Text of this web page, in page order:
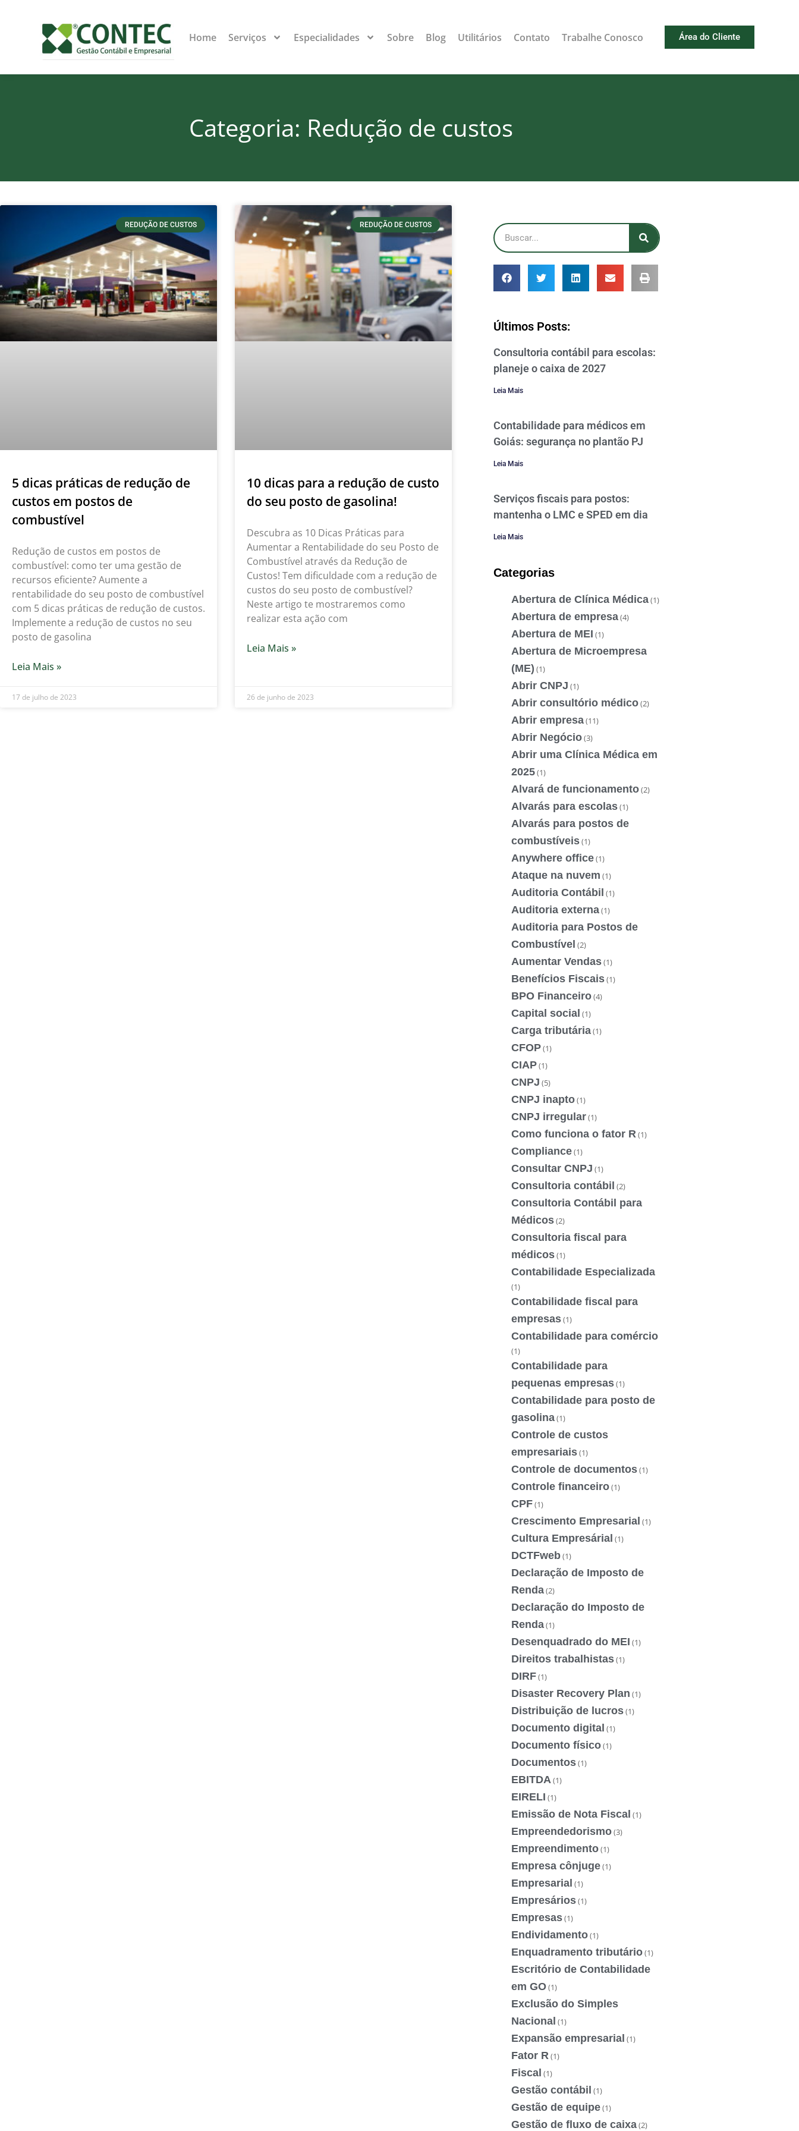
Home Serviços Especialidades Sobre Blog Utilitários Contato Trabalhe Conosco Área do Cliente
Categoria: Redução de custos
REDUÇÃO DE CUSTOS
5 dicas práticas de redução de
custos em postos de
combustível
Redução de custos em postos de
combustível: como ter uma gestão de
recursos eficiente? Aumente a
rentabilidade do seu posto de combustível
com 5 dicas práticas de redução de custos.
Implemente a redução de custos no seu
posto de gasolina
Leia Mais »
17 de julho de 2023
REDUÇÃO DE CUSTOS
10 dicas para a redução de custo
do seu posto de gasolina!
Descubra as 10 Dicas Práticas para
Aumentar a Rentabilidade do seu Posto de
Combustível através da Redução de
Custos! Tem dificuldade com a redução de
custos do seu posto de combustível?
Neste artigo te mostraremos como
realizar esta ação com
Leia Mais »
26 de junho de 2023
Últimos Posts:
Consultoria contábil para escolas:
planeje o caixa de 2027
Leia Mais
Contabilidade para médicos em
Goiás: segurança no plantão PJ
Leia Mais
Serviços fiscais para postos:
mantenha o LMC e SPED em dia
Leia Mais
Categorias
Abertura de Clínica Médica(1)
Abertura de empresa(4)
Abertura de MEI (1)
Abertura de Microempresa
(ME) (1)
Abrir CNPJ (1)
Abrir consultório médico(2)
Abrir empresa(11)
Abrir Negócio(3)
Abrir uma Clínica Médica em
2025(1)
Alvará de funcionamento(2)
Alvarás para escolas(1)
Alvarás para postos de
combustíveis(1)
Anywhere office(1)
Ataque na nuvem (1)
Auditoria Contábil (1)
Auditoria externa(1)
Auditoria para Postos de
Combustível (2)
Aumentar Vendas(1)
Benefícios Fiscais(1)
BPO Financeiro(4)
Capital social (1)
Carga tributária(1)
CFOP(1)
CIAP(1)
CNPJ (5)
CNPJ inapto(1)
CNPJ irregular(1)
Como funciona o fator R(1)
Compliance(1)
Consultar CNPJ (1)
Consultoria contábil (2)
Consultoria Contábil para
Médicos(2)
Consultoria fiscal para
médicos(1)
Contabilidade Especializada
(1)
Contabilidade fiscal para
empresas(1)
Contabilidade para comércio
(1)
Contabilidade para
pequenas empresas(1)
Contabilidade para posto de
gasolina(1)
Controle de custos
empresariais(1)
Controle de documentos(1)
Controle financeiro(1)
CPF(1)
Crescimento Empresarial (1)
Cultura Empresárial (1)
DCTFweb(1)
Declaração de Imposto de
Renda(2)
Declaração do Imposto de
Renda(1)
Desenquadrado do MEI (1)
Direitos trabalhistas(1)
DIRF(1)
Disaster Recovery Plan (1)
Distribuição de lucros(1)
Documento digital (1)
Documento físico(1)
Documentos(1)
EBITDA(1)
EIRELI (1)
Emissão de Nota Fiscal (1)
Empreendedorismo(3)
Empreendimento(1)
Empresa cônjuge(1)
Empresarial (1)
Empresários(1)
Empresas(1)
Endividamento(1)
Enquadramento tributário(1)
Escritório de Contabilidade
em GO(1)
Exclusão do Simples
Nacional (1)
Expansão empresarial (1)
Fator R(1)
Fiscal (1)
Gestão contábil (1)
Gestão de equipe(1)
Gestão de fluxo de caixa(2)